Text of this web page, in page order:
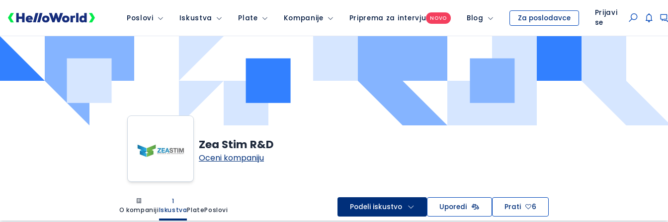
Poslovi Iskustva Plate Kompanije Priprema za intervju NOVO Blog Za poslodavce
Prijavi
se
Zea Stim R&D
Oceni kompaniju
O kompaniji
1
IskustvaPlatePoslovi Podeli iskustvo Uporedi Prati 6